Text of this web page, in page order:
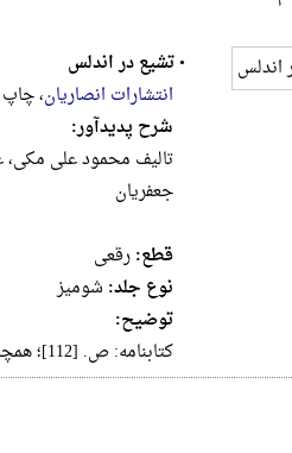
•تشیع در اندلس
انتشارات انصاریان، چاپ
شرح پدیدآور:
تالیف محمود علی
جعفریان
قطع:رقعى
نوع جلد: شومیز
توضیح:
کتابنامه: ص. [112]؛ همچنین به صورت زیرنویس.